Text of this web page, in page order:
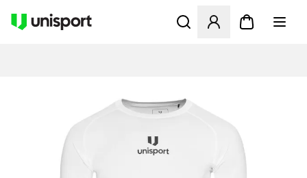
Åbner en Modal til at